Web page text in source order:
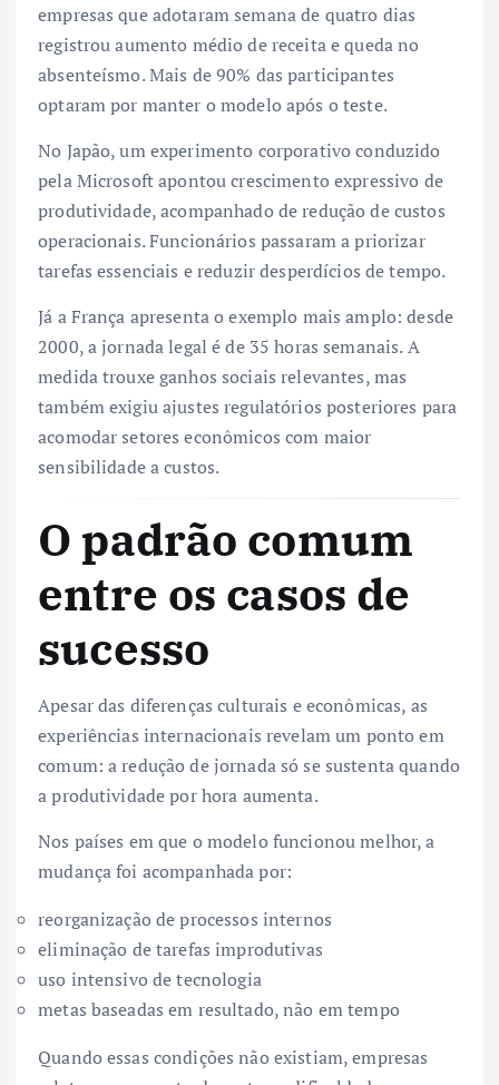
empresas que adotaram semana de quatro dias
registrou aumento médio de receita e queda no
absenteísmo. Mais de 90% das participantes
optaram por manter o modelo após o teste.
No Japão, um experimento corporativo conduzido
pela Microsoft apontou crescimento expressivo de
produtividade, acompanhado de redução de custos
operacionais. Funcionários passaram a priorizar
tarefas essenciais e reduzir desperdícios de tempo.
Já a França apresenta o exemplo mais amplo: desde
2000, a jornada legal é de 35 horas semanais. A
medida trouxe ganhos sociais relevantes, mas
também exigiu ajustes regulatórios posteriores para
acomodar setores econômicos com maior
sensibilidade a custos.
O padrão comum
entre os casos de
sucesso
Apesar das diferenças culturais e econômicas, as
experiências internacionais revelam um ponto em
comum: a redução de jornada só se sustenta quando
a produtividade por hora aumenta.
Nos países em que o modelo funcionou melhor, a
mudança foi acompanhada por:
reorganização de processos internos
eliminação de tarefas improdutivas
uso intensivo de tecnologia
metas baseadas em resultado, não em tempo
Quando essas condições não existiam, empresas